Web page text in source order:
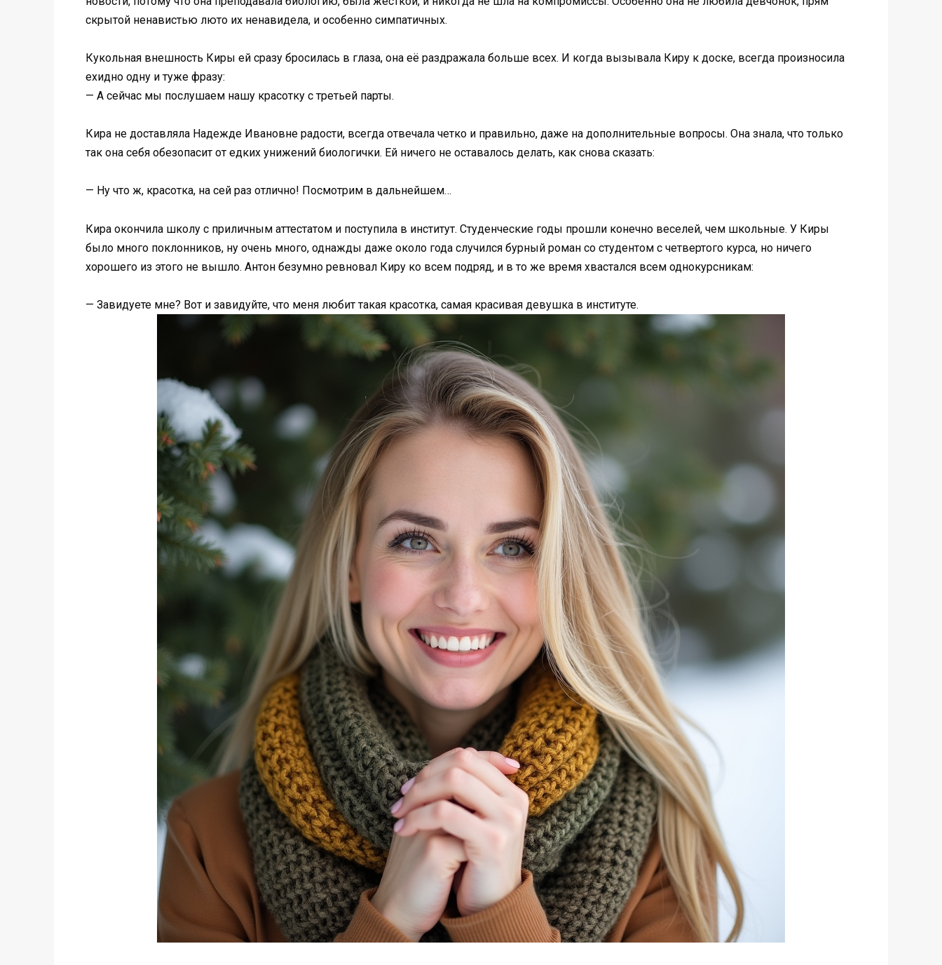
скрытой ненавистью люто их ненавидела, и особенно симпатичных.
Кукольная внешность Киры ей сразу бросилась в глаза, она её раздражала больше всех. И когда вызывала Киру к доске, всегда произносила
ехидно одну и туже фразу:
— А сейчас мы послушаем нашу красотку с третьей парты.
Кира не доставляла Надежде Ивановне радости, всегда отвечала четко и правильно, даже на дополнительные вопросы. Она знала, что только
так она себя обезопасит от едких унижений биологички. Ей ничего не оставалось делать, как снова сказать:
— Ну что ж, красотка, на сей раз отлично! Посмотрим в дальнейшем…
Кира окончила школу с приличным аттестатом и поступила в институт. Студенческие годы прошли конечно веселей, чем школьные. У Киры
было много поклонников, ну очень много, однажды даже около года случился бурный роман со студентом с четвертого курса, но ничего
хорошего из этого не вышло. Антон безумно ревновал Киру ко всем подряд, и в то же время хвастался всем однокурсникам:
— Завидуете мне? Вот и завидуйте, что меня любит такая красотка, самая красивая девушка в институте.